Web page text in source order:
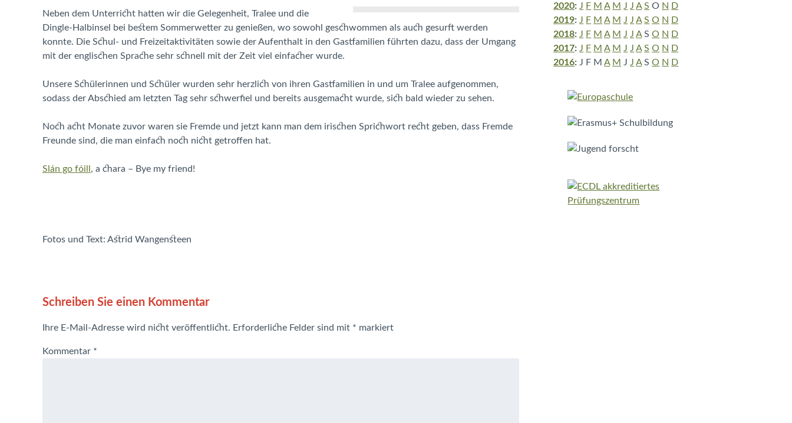
Neben dem Unterricht hatten wir die Gelegenheit, Tralee und die
Dingle-Halbinsel bei bestem Sommerwetter zu genießen, wo sowohl geschwommen als auch gesurft werden
konnte. Die Schul- und Freizeitaktivitäten sowie der Aufenthalt in den Gastfamilien führten dazu, dass der Umgang
mit der englischen Sprache sehr schnell mit der Zeit viel einfacher wurde.
Unsere Schülerinnen und Schüler wurden sehr herzlich von ihren Gastfamilien in und um Tralee aufgenommen,
sodass der Abschied am letzten Tag sehr schwerfiel und bereits ausgemacht wurde, sich bald wieder zu sehen.
Noch acht Monate zuvor waren sie Fremde und jetzt kann man dem irischen Sprichwort recht geben, dass Fremde
Freunde sind, die man einfach noch nicht getroffen hat.
Slán go fóill , a chara – Bye my friend!
Fotos und Text: Astrid Wangensteen
Schreiben Sie einen Kommentar
Ihre E-Mail-Adresse wird nicht veröffentlicht. Erforderliche Felder sind mit * markiert
Kommentar *
2020: J F M A M J J A S O N D
2019: J F M A M J J A S O N D
2018: J F M A M J J A S O N D
2017: J F M A M J J A S O N D
2016: J F M A M J J A S O N D